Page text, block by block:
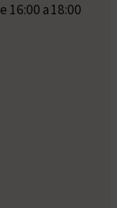
16:00 a 18:00